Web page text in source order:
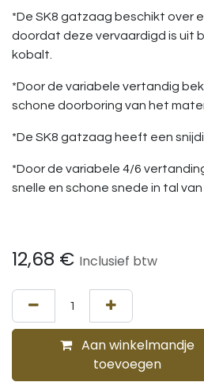
*De SK8 gatzaag beschikt over
doordat deze vervaardigd is uit
kobalt.
*Door de variabele vertandig
schone doorboring van het
*De SK8 gatzaag heeft een
*Door de variabele 4/6
snelle en schone snede in tal
12,68 € Inclusief btw
Aan winkelmandje
toevoegen